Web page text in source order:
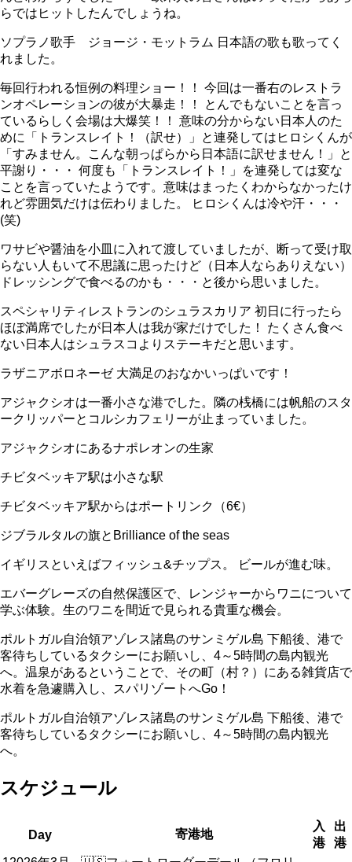
らではヒットしたんでしょうね。
ソプラノ歌手 ジョージ・モットラム 日本語の歌も歌ってく
れました。
毎回行われる恒例の料理ショー！！ 今回は一番右のレストラ
ンオペレーションの彼が大暴走！！ とんでもないことを言っ
ているらしく会場は大爆笑！！ 意味の分からない日本人のた
めに「トランスレイト！（訳せ）」と連発してはヒロシくんが
「すみません。こんな朝っぱらから日本語に訳せません！」と
平謝り・・・ 何度も「トランスレイト！」を連発しては変な
ことを言っていたようです。意味はまったくわからなかったけ
れど雰囲気だけは伝わりました。 ヒロシくんは冷や汗・・・
(笑)
ワサビや醤油を小皿に入れて渡していましたが、断って受け取
らない人もいて不思議に思ったけど（日本人ならありえない）
ドレッシングで食べるのかも・・・と後から思いました。
スペシャリティレストランのシュラスカリア 初日に行ったら
ほぼ満席でしたが日本人は我が家だけでした！ たくさん食べ
ない日本人はシュラスコよりステーキだと思います。
ラザニアボロネーゼ 大満足のおなかいっぱいです！
アジャクシオは一番小さな港でした。隣の桟橋には帆船のスタ
ークリッパーとコルシカフェリーが止まっていました。
アジャクシオにあるナポレオンの生家
チビタベッキア駅は小さな駅
チビタベッキア駅からはポートリンク（6€）
ジブラルタルの旗とBrilliance of the seas
イギリスといえばフィッシュ&チップス。 ビールが進む味。
エバーグレーズの自然保護区で、レンジャーからワニについて
学ぶ体験。生のワニを間近で見られる貴重な機会。
ポルトガル自治領アゾレス諸島のサンミゲル島 下船後、港で
客待ちしているタクシーにお願いし、4～5時間の島内観光
へ。温泉があるということで、その町（村？）にある雑貨店で
水着を急遽購入し、スパリゾートへGo！
ポルトガル自治領アゾレス諸島のサンミゲル島 下船後、港で
客待ちしているタクシーにお願いし、4～5時間の島内観光
へ。
スケジュール
Day 寄港地
入
港
出
港